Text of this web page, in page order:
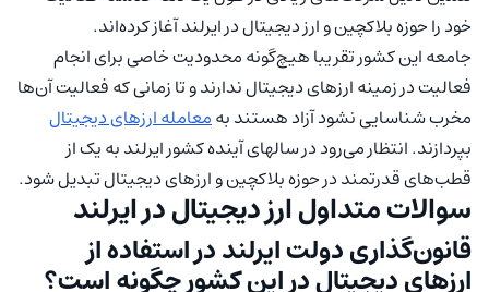
خود را حوزه بلاکچین و ارز دیجیتال در ایرلند آغاز کرده‌اند.
جامعه این کشور تقریبا هیچ‌گونه محدودیت خاصی برای انجام
فعالیت در زمینه ارزهای دیجیتال ندارند و تا زمانی که فعالیت آن‌ها
مخرب شناسایی نشود آزاد هستند بهمعامله ارزهای دیجیتال
بپردازند. انتظار می‌رود در سالهای آینده کشور ایرلند به یک از
قطب‌های قدرتمند در حوزه بلاکچین و ارزهای دیجیتال تبدیل شود.
سوالات متداول ارز دیجیتال در ایرلند
قانون‌گذاری دولت ایرلند در استفاده از
ارزهای دیجیتال در این کشور چگونه است؟